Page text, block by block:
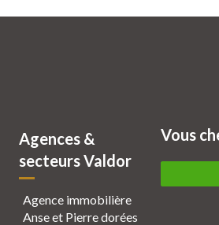
Agences &
secteurs Valdor
Agence immobilière
Anse et Pierre dorées
Vous